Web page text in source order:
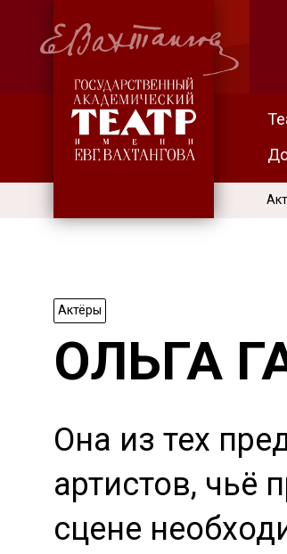
Актёры
ОЛЬГА
Она из тех
артистов, чьё
сцене